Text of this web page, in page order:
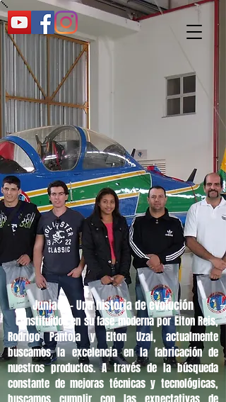
Juniaer - Una historia de evolución
Constituidos en su fase moderna por Elton Reis,
Rodrigo Pantoja y Elton Uzai, actualmente
buscamos la excelencia en la fabricación de
nuestros productos. A través de la búsqueda
constante de mejoras técnicas y tecnológicas,